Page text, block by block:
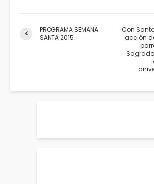
PROGRAMA SEMANA
SANTA 2015
Con
acción